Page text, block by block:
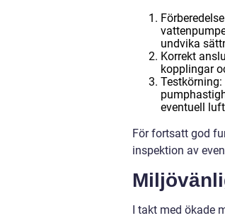
undvika
Korrekt
kopplingar
eventuell
För fortsatt god
inspektion av
I takt med ökade